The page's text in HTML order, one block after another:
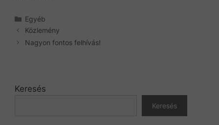
Kategória
Egyéb
Közlemény
Nagyon fontos felhívás!
Keresés
Keresés